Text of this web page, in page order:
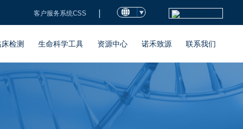
客户服务系统CSS
检测 生命科学工具 资源中心 诺禾致源 联系我们